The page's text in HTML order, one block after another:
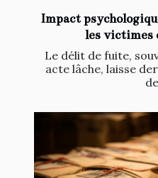
Impact
les victimes
Le délit de fuite,
acte lâche, laisse